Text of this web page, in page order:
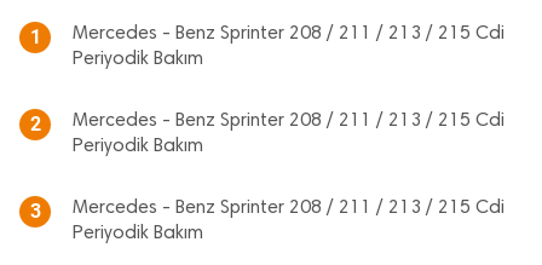
1
Mercedes - Benz Sprinter 208 / 211 / 213 / 215 Cdi
Periyodik Bakım
2
Mercedes - Benz Sprinter 208 / 211 / 213 / 215 Cdi
Periyodik Bakım
3
Mercedes - Benz Sprinter 208 / 211 / 213 / 215 Cdi
Periyodik Bakım